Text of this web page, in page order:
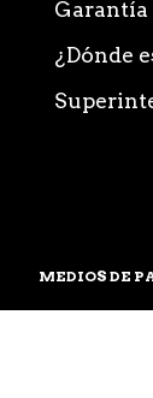
Garantía
¿Dónde
MEDIOS DE